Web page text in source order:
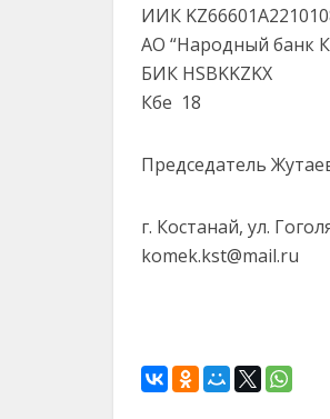
ИИК
АО “Народный банк
БИК HSBKKZKX
Кбе 18
Председатель
г. Костанай, ул.
komek.kst@mail.ru